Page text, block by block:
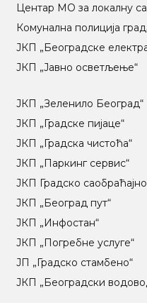
Центар МO за локалну
Комунална полиција
ЈКП „Београдске
ЈКП „Јавно осветљење“
ЈКП „Зеленило Београд“
ЈКП „Градске пијаце“
ЈКП „Градска чистоћа“
ЈКП „Паркинг сервис“
ЈКП Градско
ЈКП „Београд пут“
ЈКП „Инфостан“
ЈКП „Погребне услуге“
ЈП „Градско стамбено“
ЈКП „Београдски